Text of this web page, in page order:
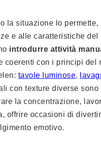
la situazione lo
e alle caratteristiche del
introdurre attività
coerenti con i principi del
tavole luminose,
con texture diverse
la concentrazione,
offrire occasioni di
emotivo.